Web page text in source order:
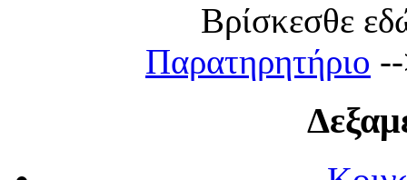
Βρίσκεσθε
Παρατηρητήριο